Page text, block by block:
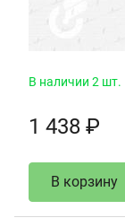
В наличии 2 шт.
1 438 ₽
В корзину